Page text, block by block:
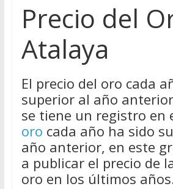
Precio del
Atalaya
El precio del oro cada
superior al año
se tiene un registro en
oro cada año ha sido
año anterior, en este
a publicar el precio de
oro en los últimos